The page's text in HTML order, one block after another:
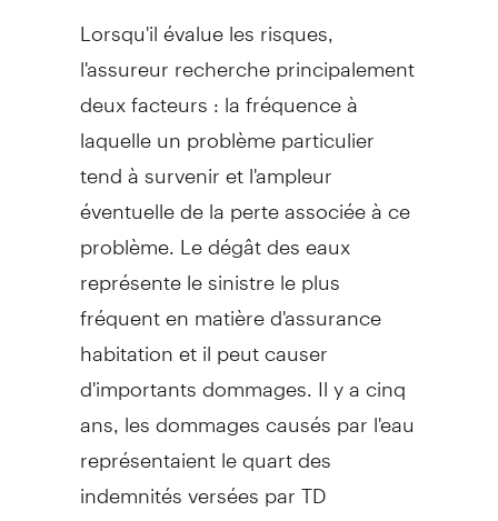
Lorsqu'il évalue les risques,
l'assureur recherche principalement
deux facteurs : la fréquence à
laquelle un problème particulier
tend à survenir et l'ampleur
éventuelle de la perte associée à ce
problème. Le dégât des eaux
représente le sinistre le plus
fréquent en matière d'assurance
habitation et il peut causer
d'importants dommages. Il y a cinq
ans, les dommages causés par l'eau
représentaient le quart des
indemnités versées par TD